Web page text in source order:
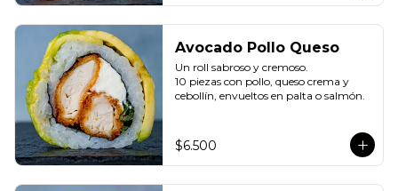
Avocado Pollo Queso
Un roll sabroso y cremoso.
10 piezas con pollo, queso crema y
cebollín, envueltos en palta o salmón.
$6.500